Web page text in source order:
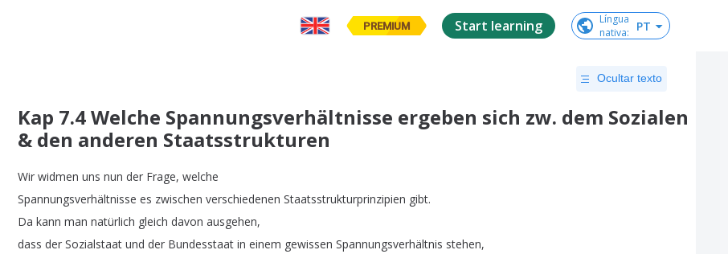
PREMIUM Start learning
Língua
nativa: PT
Ocultar texto
Kap 7.4 Welche Spannungsverhältnisse ergeben sich zw. dem Sozialen
& den anderen Staatsstrukturen
Wir widmen uns nun der Frage, welche
Spannungsverhältnisse es zwischen verschiedenen Staatsstrukturprinzipien gibt.
Da kann man natürlich gleich davon ausgehen,
dass der Sozialstaat und der Bundesstaat in einem gewissen Spannungsverhältnis stehen,